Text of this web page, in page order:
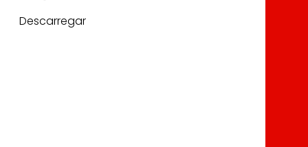
Descarregar